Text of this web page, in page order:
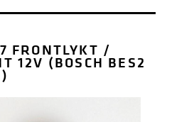
FRONTLYKT /
12V (BOSCH BES2